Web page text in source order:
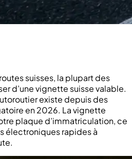
suisses, la plupart des
d’une vignette suisse valable.
existe depuis des
en 2026. La vignette
plaque d’immatriculation, ce
électroniques rapides à